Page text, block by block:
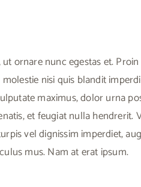
ornare nunc egestas et.
nisi quis blandit
maximus, dolor urna
et feugiat nulla hendrerit.
vel dignissim imperdiet,
mus. Nam at erat ipsum.